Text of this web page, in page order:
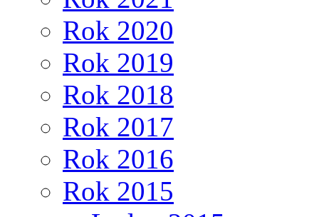
Rok 2020
Rok 2019
Rok 2018
Rok 2017
Rok 2016
Rok 2015